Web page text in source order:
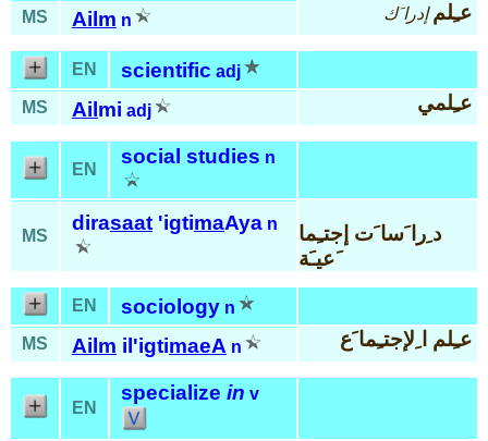
MS
Ailm n عـِلم إدرا َك
EN scientific adj
MS
Ail mi adj عـِلمي
EN
social studies n
MS
dirasaat 'igtimaAya n
د ِرا َسا َت إجتـِما
َعيـَة
EN sociology n
MS
Ailm il'igtimaeA n عـِلم ا ِلإجتـِما َع
EN
specialize in v